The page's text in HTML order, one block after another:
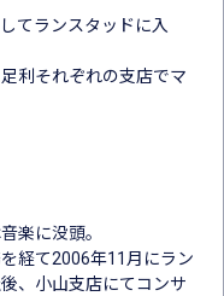
てランスタッドに入
利それぞれの支店でマ
楽に没頭。
経て2006年11月にラン
、小山支店にてコンサ